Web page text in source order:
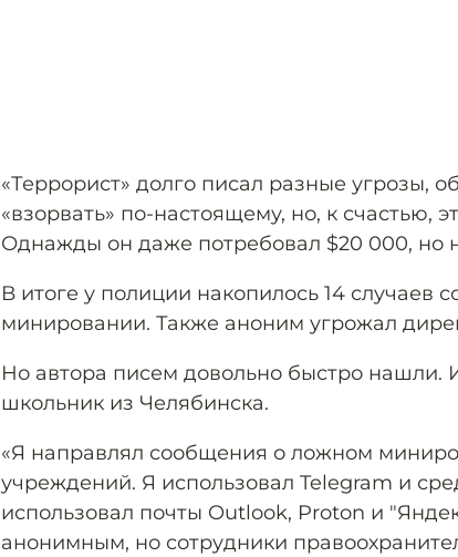
«Террорист» долго писал разные угрозы,
«взорвать» по-настоящему, но, к счастью,
Однажды он даже потребовал $20 000, но
В итоге у полиции накопилось 14 случаев
минировании. Также аноним угрожал
Но автора писем довольно быстро нашли.
школьник из Челябинска.
«Я направлял сообщения о ложном
учреждений. Я использовал Telegram и
использовал почты Outlook, Proton и
анонимным, но сотрудники